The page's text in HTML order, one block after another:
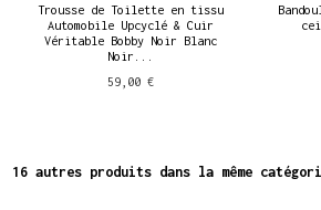
Trousse de Toilette en tissu
Automobile Upcyclé & Cuir
Véritable Bobby Noir Blanc
Noir...
59,00 €
16 autres produits dans la même